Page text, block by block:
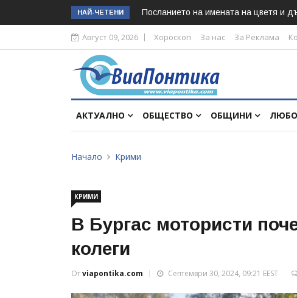
НАЙ-ЧЕТЕНИ Посланието на имената на цветя и
Август 09, 2026 Хороскоп За нас За Реклама
АКТУАЛНО ОБЩЕСТВО ОБЩИНИ
Начало Крими
КРИМИ
В Бургас мотористи
колеги
Отviapontika.com Септември 30, 2024, 09:21 EEST